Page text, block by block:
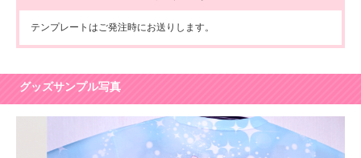
テンプレートはご発注時にお送りします。
グッズサンプル写真